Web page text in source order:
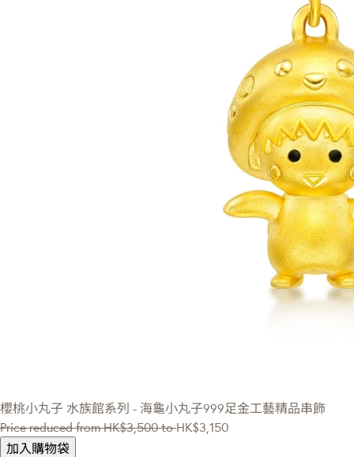
櫻桃小丸子 水族館系列 - 海龜小丸子999足金工藝精品串飾
Price reduced fromHK$3,500 toHK$3,150
加入購物袋